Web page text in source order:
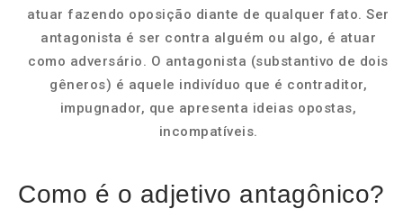
atuar fazendo oposição diante de qualquer fato. Ser
antagonista é ser contra alguém ou algo, é atuar
como adversário. O antagonista (substantivo de dois
gêneros) é aquele indivíduo que é contraditor,
impugnador, que apresenta ideias opostas,
incompatíveis.
Como é o adjetivo antagônico?